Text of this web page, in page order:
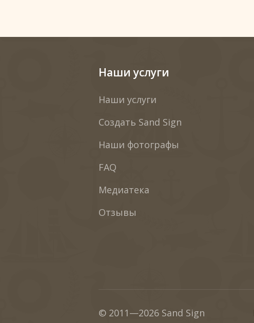
Наши услуги
Наши услуги
Создать Sand Sign
Наши фотографы
FAQ
Медиатека
Отзывы
© 2011—2026 Sand Sign